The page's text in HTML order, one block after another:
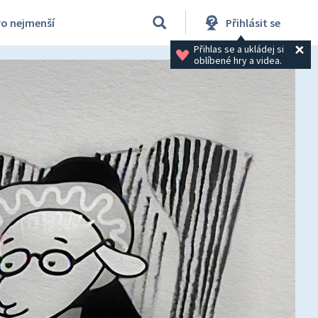
nejmenší Přihlásit se
Přihlas se a ukládej si
oblíbené hry a videa.